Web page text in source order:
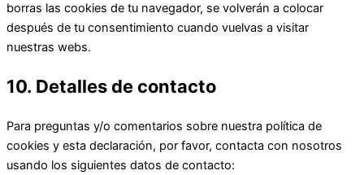
borras las cookies de tu navegador, se volverán a colocar
después de tu consentimiento cuando vuelvas a visitar
nuestras webs.
10. Detalles de contacto
Para preguntas y/o comentarios sobre nuestra política de
cookies y esta declaración, por favor, contacta con nosotros
usando los siguientes datos de contacto: